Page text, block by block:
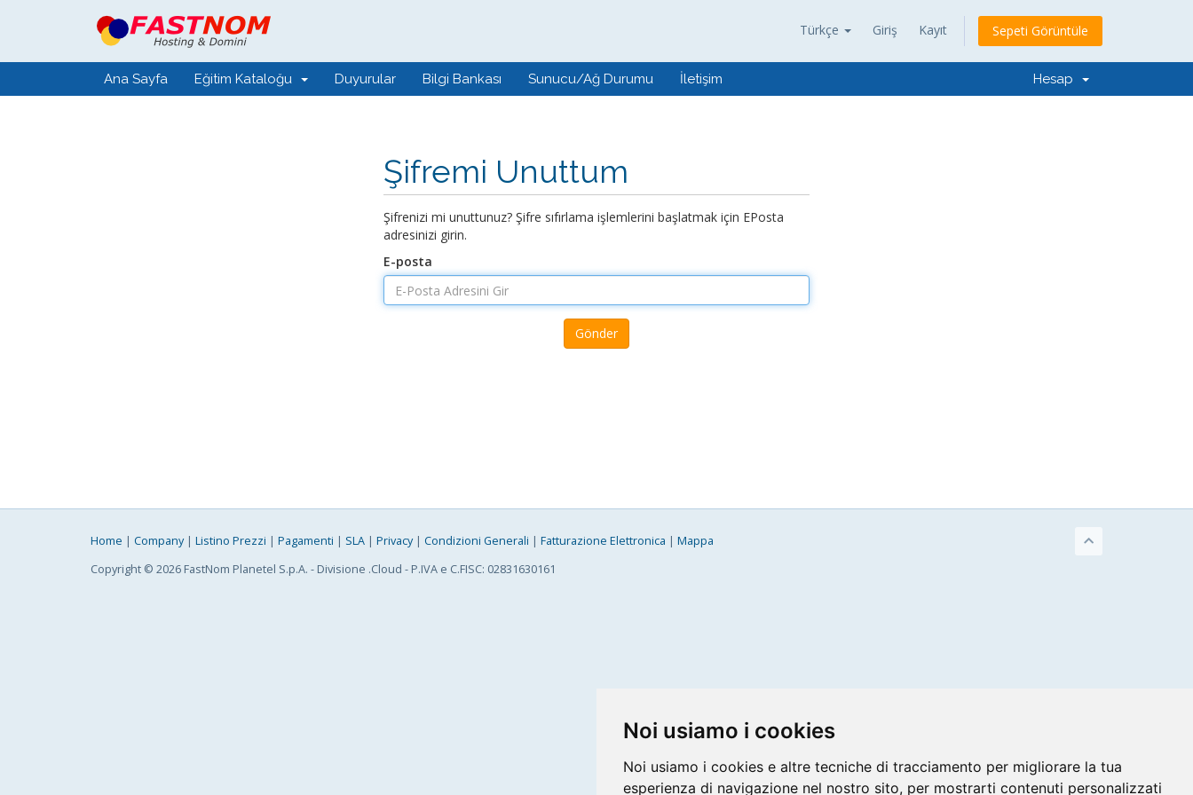
Noi usiamo i cookies
Noi usiamo i cookies e altre tecniche di tracciamento per migliorare la tua
esperienza di navigazione nel nostro sito, per mostrarti contenuti personalizzati
Türkçe Giriş Kayıt Sepeti Görüntüle
Ana Sayfa Eğitim Kataloğu Duyurular Bilgi Bankası Sunucu/Ağ Durumu İletişim Hesap
Şifremi Unuttum
Şifrenizi mi unuttunuz? Şifre sıfırlama işlemlerini başlatmak için EPosta
adresinizi girin.
E-posta
Gönder
Home | Company| Listino Prezzi | Pagamenti | SLA | Privacy| Condizioni Generali | Fatturazione Elettronica | Mappa
Copyright © 2026 FastNom Planetel S.p.A. - Divisione .Cloud - P.IVA e C.FISC: 02831630161